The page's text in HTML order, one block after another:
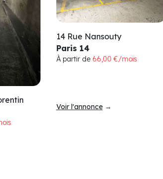
14 Rue Nansouty
Paris 14
À partir de 66,00 €/mois
Voir l'annonce→